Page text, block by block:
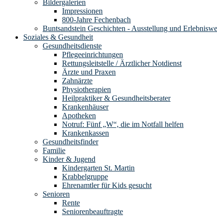
Bildergalerien
Impressionen
800-Jahre Fechenbach
Buntsandstein Geschichten - Ausstellung und
Soziales & Gesundheit
Gesundheitsdienste
Pflegeeinrichtungen
Rettungsleitstelle / Ärztlicher Notdienst
Ärzte und Praxen
Zahnärzte
Physiotherapien
Heilpraktiker & Gesundheitsberater
Krankenhäuser
Apotheken
Notruf: Fünf „W“, die im Notfall helfen
Krankenkassen
Gesundheitsfinder
Familie
Kinder & Jugend
Kindergarten St. Martin
Krabbelgruppe
Ehrenamtler für Kids gesucht
Senioren
Rente
Seniorenbeauftragte